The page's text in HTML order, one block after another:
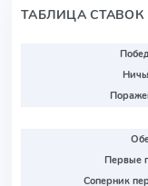
ТАБЛИЦА СТАВОК
Первые
Соперник